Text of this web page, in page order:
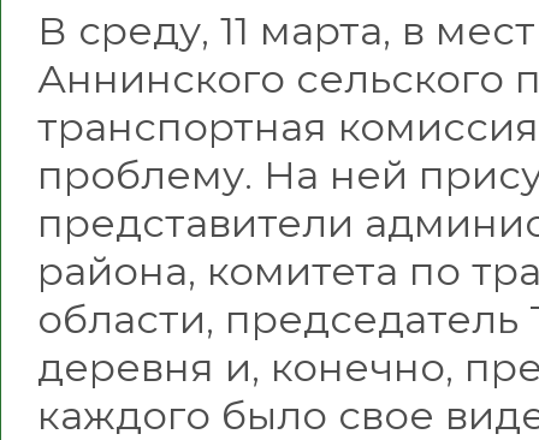
В среду, 11 марта, в
Аннинского сельского
транспортная
проблему. На ней
представители
района, комитета по
области,
деревня и, конечно,
каждого было свое